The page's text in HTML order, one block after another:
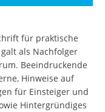
für praktische
als Nachfolger
Beeindruckende
Hinweise auf
für Einsteiger und
Hintergründiges